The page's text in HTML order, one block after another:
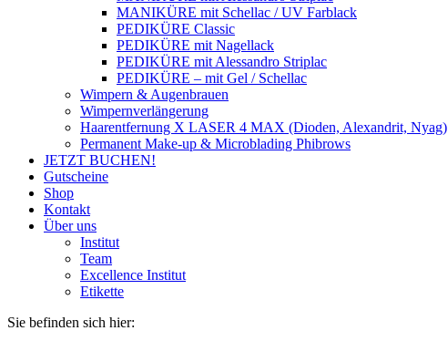
MANIKÜRE mit Schellac / UV Farblack
PEDIKÜRE Classic
PEDIKÜRE mit Nagellack
PEDIKÜRE mit Alessandro Striplac
PEDIKÜRE – mit Gel / Schellac
Wimpern & Augenbrauen
Wimpernverlängerung
Haarentfernung X LASER 4 MAX (Dioden, Alexandrit, Nyag)
Permanent Make-up & Microblading Phibrows
JETZT BUCHEN!
Gutscheine
Shop
Kontakt
Über uns
Institut
Team
Excellence Institut
Etikette
Sie befinden sich hier: